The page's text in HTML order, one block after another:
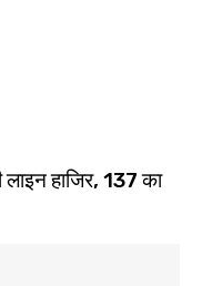
लाइन हाजिर, 137 का